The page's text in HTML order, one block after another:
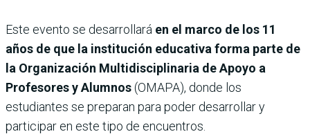
Este evento se desarrollará en el marco de los 11
años de que la institución educativa forma parte de
la Organización Multidisciplinaria de Apoyo a
Profesores y Alumnos(OMAPA), donde los
estudiantes se preparan para poder desarrollar y
participar en este tipo de encuentros.